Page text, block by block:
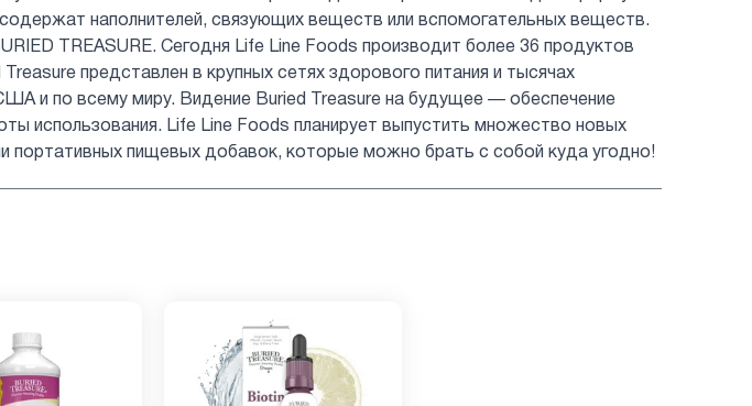
наполнителей, связующих веществ или вспомогательных веществ.
TREASURE. Сегодня Life Line Foods производит более 36 продуктов
представлен в крупных сетях здорового питания и тысячах
и по всему миру. Видение Buried Treasure на будущее — обеспечение
использования. Life Line Foods планирует выпустить множество новых
портативных пищевых добавок, которые можно брать с собой куда угодно!